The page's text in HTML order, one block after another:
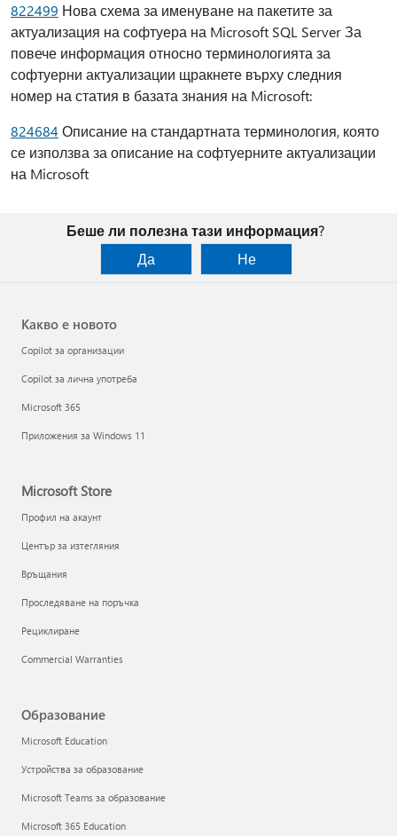
822499 Нова схема за именуване на пакетите за
актуализация на софтуера на Microsoft SQL Server За
повече информация относно терминологията за
софтуерни актуализации щракнете върху следния
номер на статия в базата знания на Microsoft:
824684 Описание на стандартната терминология, която
се използва за описание на софтуерните актуализации
на Microsoft
Беше ли полезна тази информация?
Да
Не
Какво е новото
Copilot за организации
Copilot за лична употреба
Microsoft 365
Приложения за Windows 11
Microsoft Store
Профил на акаунт
Център за изтегляния
Връщания
Проследяване на поръчка
Рециклиране
Commercial Warranties
Образование
Microsoft Education
Устройства за образование
Microsoft Teams за образование
Microsoft 365 Education